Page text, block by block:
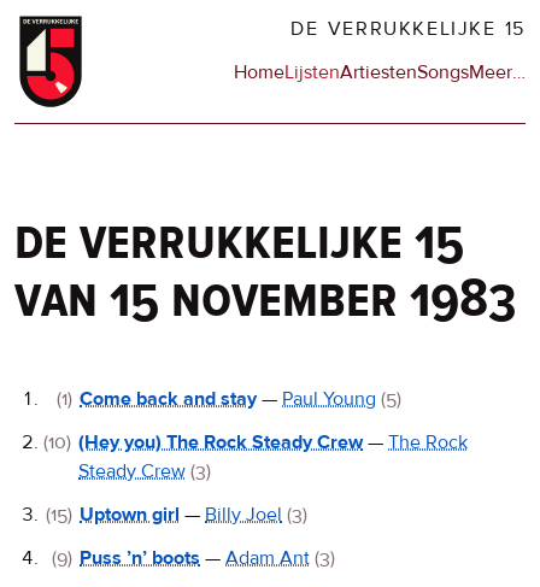
Overslaan
naar
DE VERRUKKELIJKE 15
Hoofdnavigatie
HomeLijstenArtiestenSongsMeerop
…
de verrukkelijke 15
van 15 november 1983
De
Verrukkelijke
(1) Come back and stay— Paul Young (5)
(10) (Hey you) The Rock Steady Crew— The Rock
Steady Crew (3)
(15) Uptown girl — Billy Joel (3)
(9) Puss ’n’ boots — Adam Ant (3)